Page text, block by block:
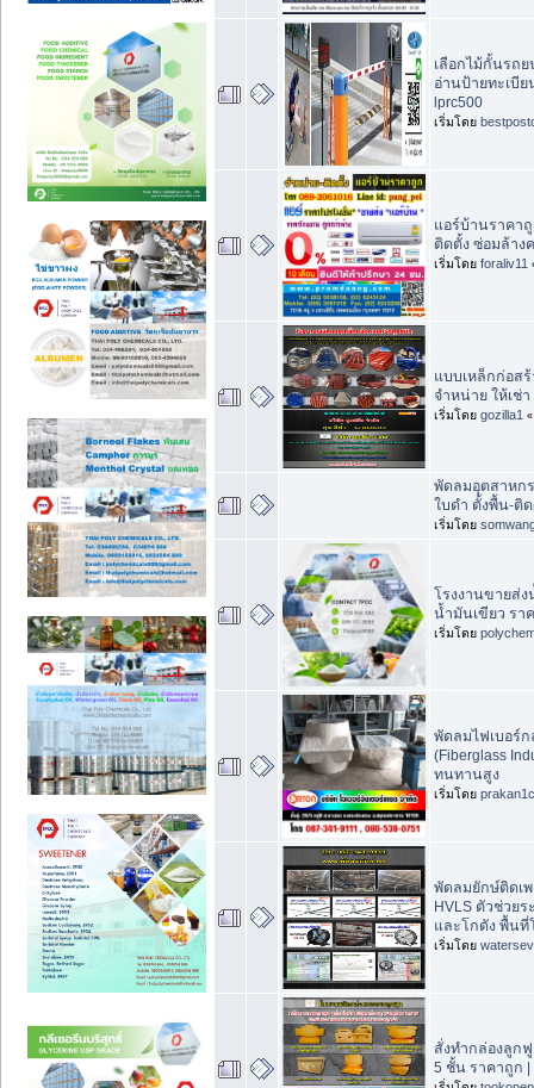
เลือกไม้กั้นรถ
อ่านป้ายทะเบีย
lprc500
เริ่มโดย
แอร์บ้านราคา
ติดตั้ง ซ่อมล้าง
เริ่มโดย foraliv11
แบบเหล็กก่อสร้
จำหน่าย ให้เช่
เริ่มโดย gozilla1
พัดลมอุตสาหก
ใบดำ ตั้งพื้น-ติด
เริ่มโดย
โรงงานขายส่
น้ำมันเขียว รา
เริ่มโดย
พัดลมไฟเบอร์
(Fiberglass
ทนทานสูง
เริ่มโดย prakan1c
พัดลมยักษ์ติดเ
HVLS ตัวช่วย
และโกดัง พื้นที่
เริ่มโดย
สั่งทำกล่องลูก
5 ชั้น ราคาถูก |